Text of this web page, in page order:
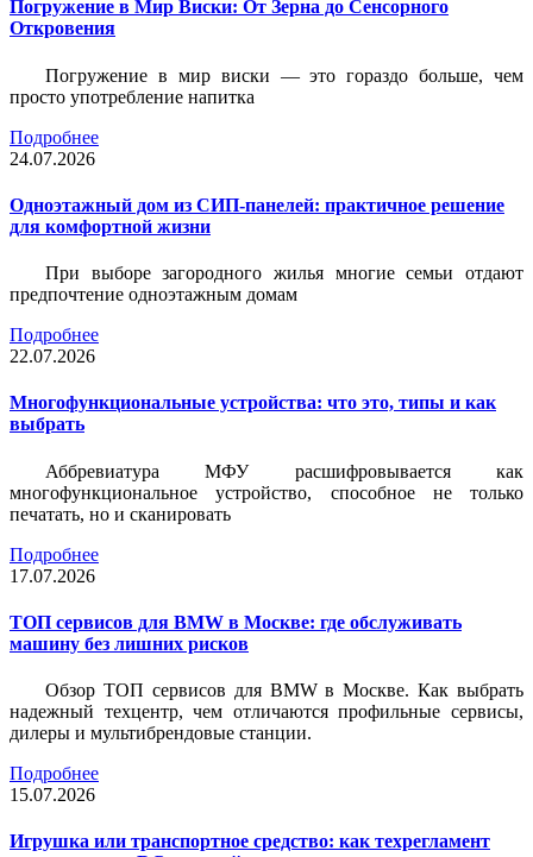
Погружение в Мир Виски: От Зерна до Сенсорного
Откровения
Погружение в мир виски — это гораздо больше, чем
просто употребление напитка
Подробнее
24.07.2026
Одноэтажный дом из СИП-панелей: практичное решение
для комфортной жизни
При выборе загородного жилья многие семьи отдают
предпочтение одноэтажным домам
Подробнее
22.07.2026
Многофункциональные устройства: что это, типы и как
выбрать
Аббревиатура МФУ расшифровывается как
многофункциональное устройство, способное не только
печатать, но и сканировать
Подробнее
17.07.2026
ТОП сервисов для BMW в Москве: где обслуживать
машину без лишних рисков
Обзор ТОП сервисов для BMW в Москве. Как выбрать
надежный техцентр, чем отличаются профильные сервисы,
дилеры и мультибрендовые станции.
Подробнее
15.07.2026
Игрушка или транспортное средство: как техрегламент